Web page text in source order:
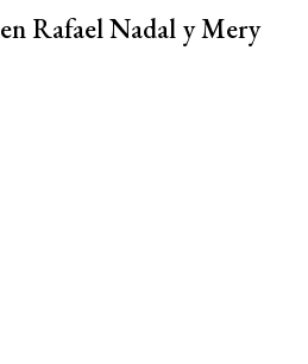
Rafael Nadal y Mery